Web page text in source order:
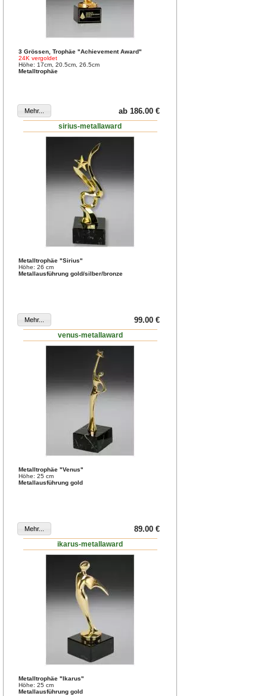
3 Grössen, Trophäe "Achievement Award"
24K vergoldet
Höhe: 17cm, 20.5cm, 26.5cm
Metalltrophäe
ab 186.00 €
sirius-metallaward
Metalltrophäe "Sirius"
Höhe: 26 cm
Metallausführung gold/silber/bronze
99.00 €
venus-metallaward
Metalltrophäe "Venus"
Höhe: 25 cm
Metallausführung gold
89.00 €
ikarus-metallaward
Metalltrophäe "Ikarus"
Höhe: 25 cm
Metallausführung gold